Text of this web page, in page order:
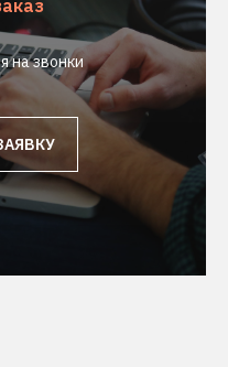
на звонки